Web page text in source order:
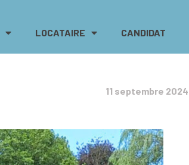
LOCATAIRE CANDIDAT
11 septembre 2024